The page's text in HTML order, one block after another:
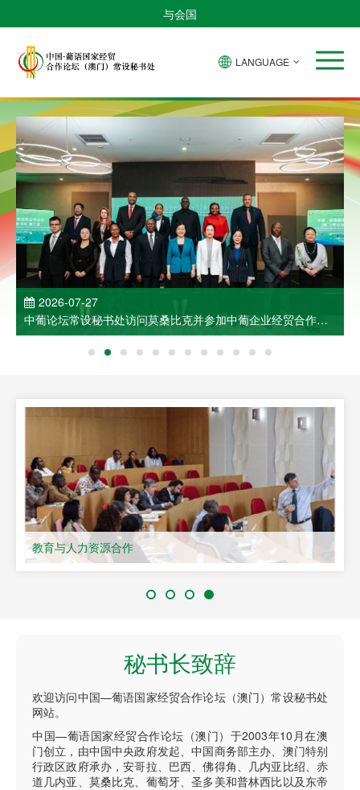
与会国
LANGUAGE
2026-07-27
中葡论坛常设秘书处访问莫桑比克并参加中葡企业经贸合作洽
谈会
文化交流
秘书长致辞
欢迎访问中国—葡语国家经贸合作论坛（澳门）常设秘书处
网站。
中国—葡语国家经贸合作论坛（澳门）于2003年10月在澳
门创立，由中国中央政府发起、中国商务部主办、澳门特别
行政区政府承办，安哥拉、巴西、佛得角、几内亚比绍、赤
道几内亚、莫桑比克、葡萄牙、圣多美和普林西比以及东帝